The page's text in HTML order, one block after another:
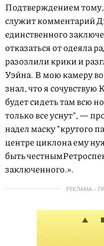
Подтверждением
служит комментарий
единственного
отказаться от одеяла
разозлили крики и
Уэйна. В мою камеру
знал, что я
будет сидеть там всю
только все уснут", —
надел маску "крутого
центре циклона ему
быть честным
заключенного.».
РЕКЛАМА –